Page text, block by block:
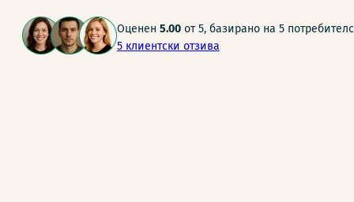
Масло
от
Оценен 5.00от 5, базирано на 5
5клиентски отзива